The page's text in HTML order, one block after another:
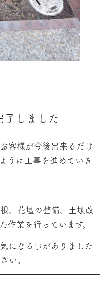
了しました
客様が今後出来るだけ
うに工事を進めていき
、花壇の整備、土壌改
作業を行っています。
になる事がありました
い。